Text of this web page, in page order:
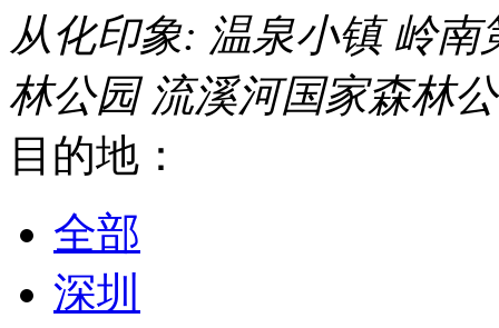
从化印象: 温泉小镇 岭南
林公园 流溪河国家森林
目的地：
全部
深圳